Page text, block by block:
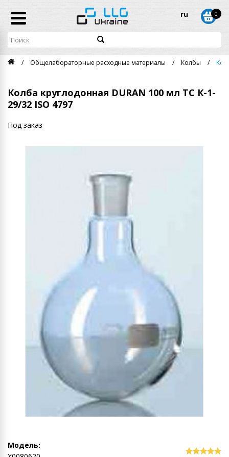
ru 0
Общелабораторные расходные материалы Колбы
Колба круглодонная DURAN 100 мл ТС К-1-
29/32 ISO 4797
Под заказ
Модель: